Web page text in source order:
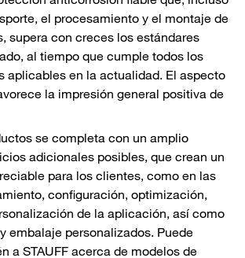
el procesamiento y el montaje de
supera con creces los estándares
al tiempo que cumple todos los
aplicables en la actualidad. El aspecto
la impresión general positiva de
se completa con un amplio
adicionales posibles, que crean un
para los clientes, como en las
configuración, optimización,
de la aplicación, así como
embalaje personalizados. Puede
a STAUFF acerca de modelos de